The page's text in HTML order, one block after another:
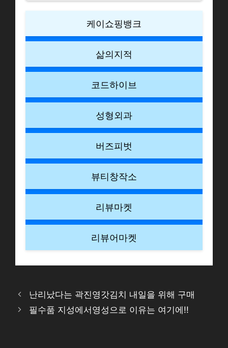
케이쇼핑뱅크
삶의지적
코드하이브
성형외과
버즈피벗
뷰티창작소
리뷰마켓
리뷰어마켓
난리났다는 곽진영갓김치 내일을 위해 구매
필수품 지성에서영성으로 이유는 여기에!!